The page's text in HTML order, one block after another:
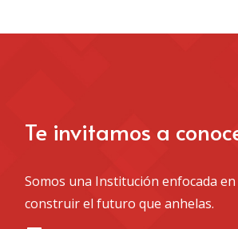
Te invitamos a
Somos una Institución enfocada
construir el futuro que anhelas.